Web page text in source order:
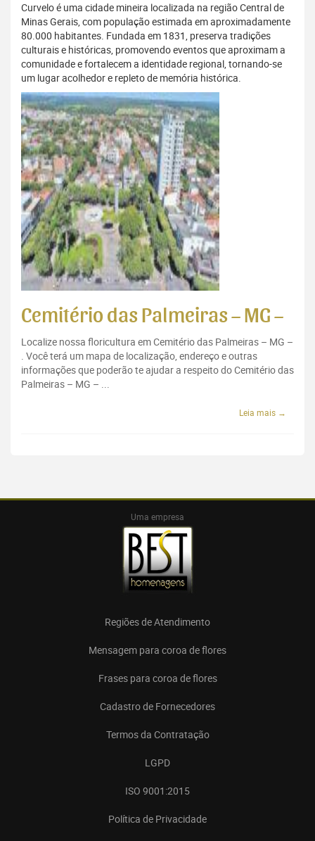
Curvelo é uma cidade mineira localizada na região Central de
Minas Gerais, com população estimada em aproximadamente
80.000 habitantes. Fundada em 1831, preserva tradições
culturais e históricas, promovendo eventos que aproximam a
comunidade e fortalecem a identidade regional, tornando-se
um lugar acolhedor e repleto de memória histórica.
Cemitério das Palmeiras – MG –
Localize nossa floricultura em Cemitério das Palmeiras – MG –
. Você terá um mapa de localização, endereço e outras
informações que poderão te ajudar a respeito do Cemitério das
Palmeiras – MG – ...
Leia mais →
Uma empresa
Regiões de Atendimento
Mensagem para coroa de flores
Frases para coroa de flores
Cadastro de Fornecedores
Termos da Contratação
LGPD
ISO 9001:2015
Política de Privacidade